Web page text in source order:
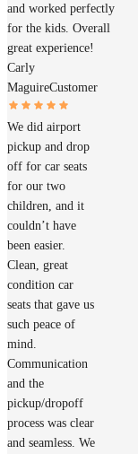
and worked perfectly
for the kids. Overall
great experience!
Carly
MaguireCustomer
We did airport
pickup and drop
off for car seats
for our two
children, and it
couldn’t have
been easier.
Clean, great
condition car
seats that gave us
such peace of
mind.
Communication
and the
pickup/dropoff
process was clear
and seamless. We